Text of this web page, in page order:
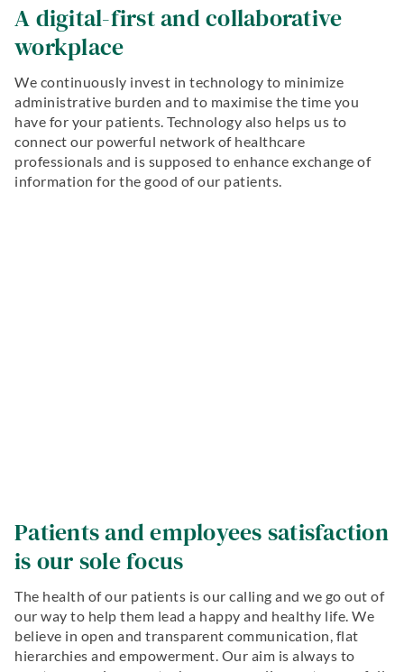
A digital-first and collaborative
workplace
We continuously invest in technology to minimize
administrative burden and to maximise the time you
have for your patients. Technology also helps us to
connect our powerful network of healthcare
professionals and is supposed to enhance exchange of
information for the good of our patients.
Patients and employees satisfaction
is our sole focus
The health of our patients is our calling and we go out of
our way to help them lead a happy and healthy life. We
believe in open and transparent communication, flat
hierarchies and empowerment. Our aim is always to